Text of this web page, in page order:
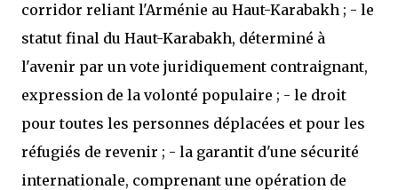
corridor reliant l'Arménie au Haut-Karabakh ; - le
statut final du Haut-Karabakh, déterminé à
l'avenir par un vote juridiquement contraignant,
expression de la volonté populaire ; - le droit
pour toutes les personnes déplacées et pour les
réfugiés de revenir ; - la garantit d'une sécurité
internationale, comprenant une opération de